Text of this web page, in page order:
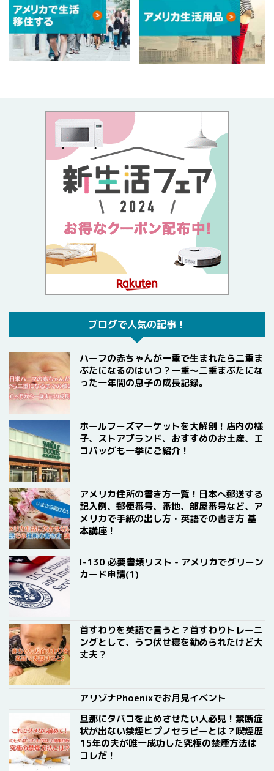
ブログで人気の記事！
ハーフの赤ちゃんが一重で生まれたら二重ま
ぶたになるのはいつ？一重〜二重まぶたにな
った一年間の息子の成長記録。
ホールフーズマーケットを大解剖！店内の様
子、ストアブランド、おすすめのお土産、エ
コバッグも一挙にご紹介！
アメリカ住所の書き方一覧！日本へ郵送する
記入例、郵便番号、番地、部屋番号など、ア
メリカで手紙の出し方・英語での書き方 基
本講座！
I-130 必要書類リスト - アメリカでグリーン
カード申請(1)
首すわりを英語で言うと？首すわりトレーニ
ングとして、うつ伏せ寝を勧められたけど大
丈夫？
アリゾナPhoenixでお月見イベント
旦那にタバコを止めさせたい人必見！禁断症
状が出ない禁煙ヒプノセラピーとは？喫煙歴
15年の夫が唯一成功した究極の禁煙方法は
コレだ！